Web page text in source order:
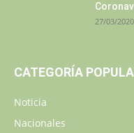
27/03/2020
CATEGORÍA
Noticia
Nacionales